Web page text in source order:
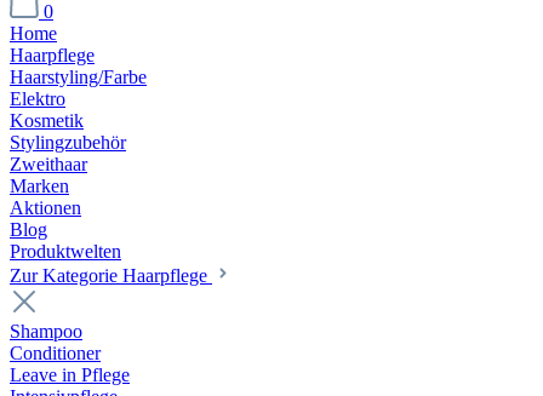
0
Home
Haarpflege
Haarstyling/Farbe
Elektro
Kosmetik
Stylingzubehör
Zweithaar
Marken
Aktionen
Blog
Produktwelten
Zur Kategorie Haarpflege
Shampoo
Conditioner
Leave in Pflege